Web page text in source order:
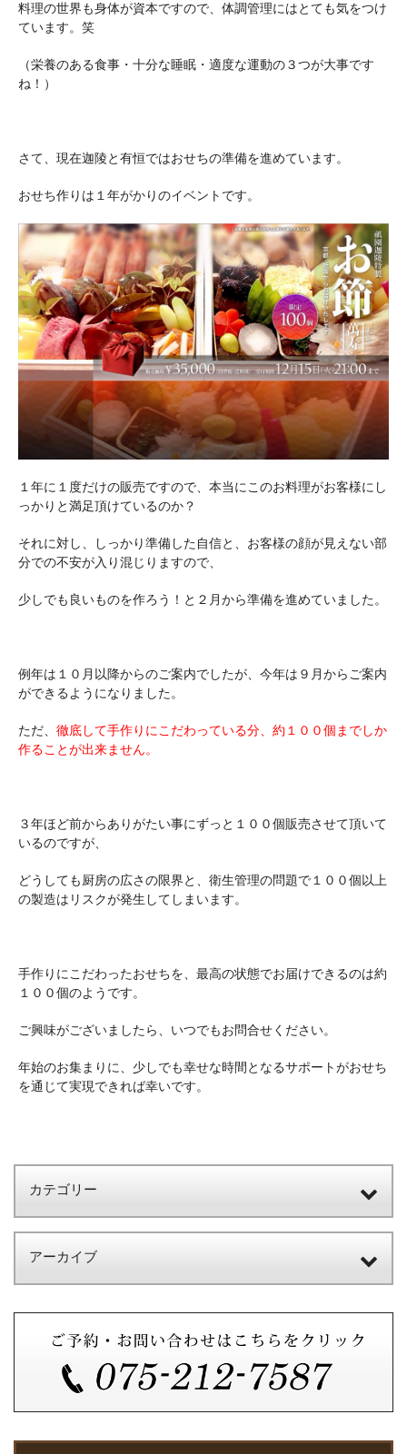
料理の世界も身体が資本ですので、体調管理にはとても気をつけ
ています。笑
（栄養のある食事・十分な睡眠・適度な運動の３つが大事です
ね！）
さて、現在迦陵と有恒ではおせちの準備を進めています。
おせち作りは１年がかりのイベントです。
１年に１度だけの販売ですので、本当にこのお料理がお客様にし
っかりと満足頂けているのか？
それに対し、しっかり準備した自信と、お客様の顔が見えない部
分での不安が入り混じりますので、
少しでも良いものを作ろう！と２月から準備を進めていました。
例年は１０月以降からのご案内でしたが、今年は９月からご案内
ができるようになりました。
ただ、 徹底して手作りにこだわっている分、約１００個までしか
作ることが出来ません。
３年ほど前からありがたい事にずっと１００個販売させて頂いて
いるのですが、
どうしても厨房の広さの限界と、衛生管理の問題で１００個以上
の製造はリスクが発生してしまいます。
手作りにこだわったおせちを、最高の状態でお届けできるのは約
１００個のようです。
ご興味がございましたら、いつでもお問合せください。
年始のお集まりに、少しでも幸せな時間となるサポートがおせち
を通じて実現できれば幸いです。
カテゴリー
アーカイブ